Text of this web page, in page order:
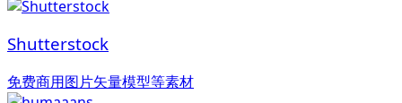
Shutterstock
免费商用图片矢量模型等素材